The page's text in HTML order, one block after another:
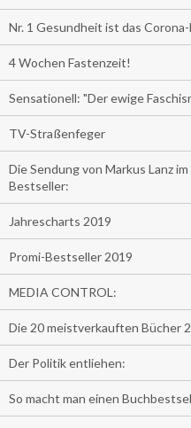
Nr. 1 Gesundheit ist das
4 Wochen Fastenzeit!
Sensationell: "Der ewige
TV-Straßenfeger
Die Sendung von Markus Lanz
Bestseller:
Jahrescharts 2019
Promi-Bestseller 2019
MEDIA CONTROL:
Die 20 meistverkauften Bücher
Der Politik entliehen:
So macht man einen